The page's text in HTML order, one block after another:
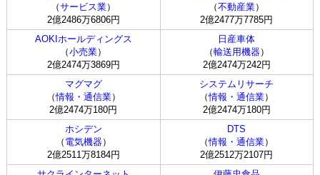
（サービス業）
2億2486万6806円
（不動産業）
2億2477万7785円
AOKIホールディングス
（小売業）
2億2474万3869円
日産車体
（輸送用機器）
2億2474万242円
マグマグ
（情報・通信業）
2億2474万180円
システムリサーチ
（情報・通信業）
2億2474万180円
ホシデン
（ 電気機器）
2億2511万8184円
DTS
（情報・通信業）
2億2512万2107円